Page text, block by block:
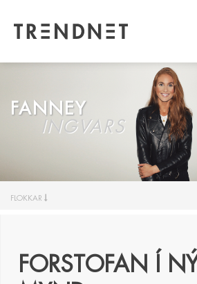
FANNEY
INGVARS
FLOKKAR
FORSTOFAN Í